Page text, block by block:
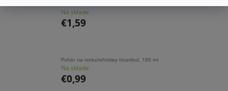
Na sklade
€1,59
Pohár na vodu/whiskey Istanbul, 185 ml
Na sklade
€0,99